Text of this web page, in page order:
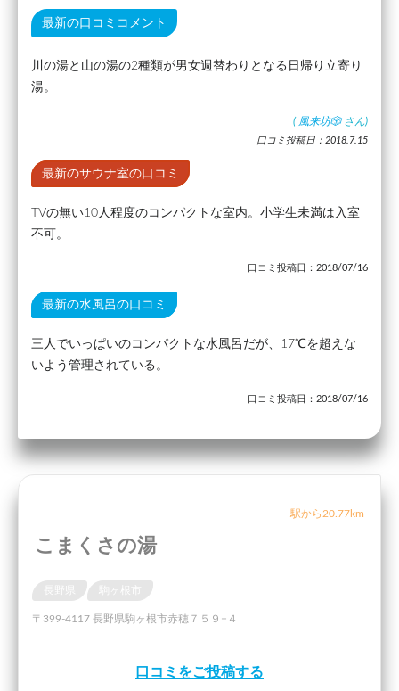
最新の口コミコメント
川の湯と山の湯の2種類が男女週替わりとなる日帰り立寄り
湯。
( 風来坊🎲 さん)
口コミ投稿日：2018.7.15
最新のサウナ室の口コミ
TVの無い10人程度のコンパクトな室内。小学生未満は入室
不可。
口コミ投稿日：2018/07/16
最新の水風呂の口コミ
三人でいっぱいのコンパクトな水風呂だが、17℃を超えな
いよう管理されている。
口コミ投稿日：2018/07/16
駅から20.77km
こまくさの湯
〒399-4117 長野県駒ヶ根市赤穂７５９−４
口コミをご投稿する